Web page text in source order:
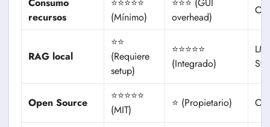
Consumo
recursos
⭐⭐⭐⭐⭐
(Mínimo)
⭐⭐⭐ (GUI
overhead)
RAG local
⭐⭐
(Requiere
setup)
⭐⭐⭐⭐⭐
(Integrado)
LM
Open Source
⭐⭐⭐⭐⭐
(MIT)
⭐ (Propietario)